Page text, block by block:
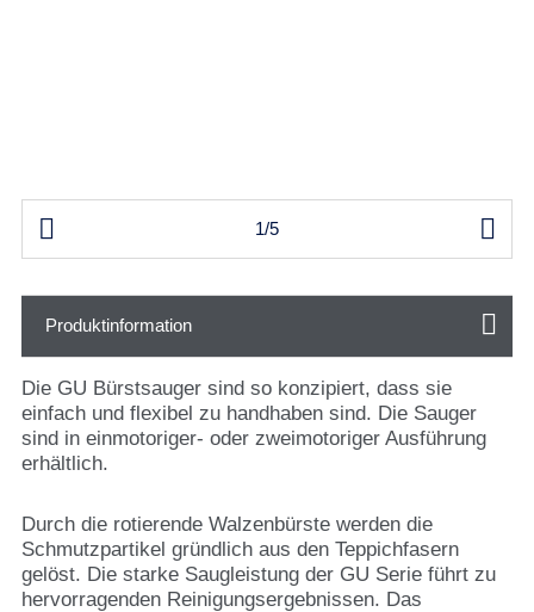
 1/5 
Produktinformation
Die GU Bürstsauger sind so konzipiert, dass sie
einfach und flexibel zu handhaben sind. Die Sauger
sind in einmotoriger- oder zweimotoriger Ausführung
erhältlich.
Durch die rotierende Walzenbürste werden die
Schmutzpartikel gründlich aus den Teppichfasern
gelöst. Die starke Saugleistung der GU Serie führt zu
hervorragenden Reinigungsergebnissen. Das